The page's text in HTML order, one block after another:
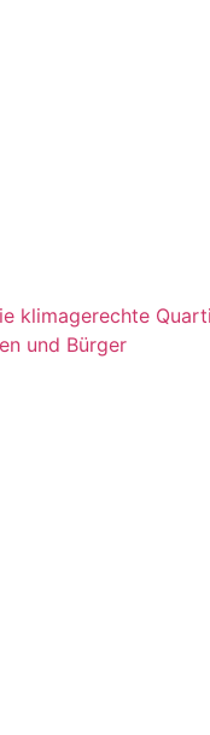
klimagerechte
und Bürger